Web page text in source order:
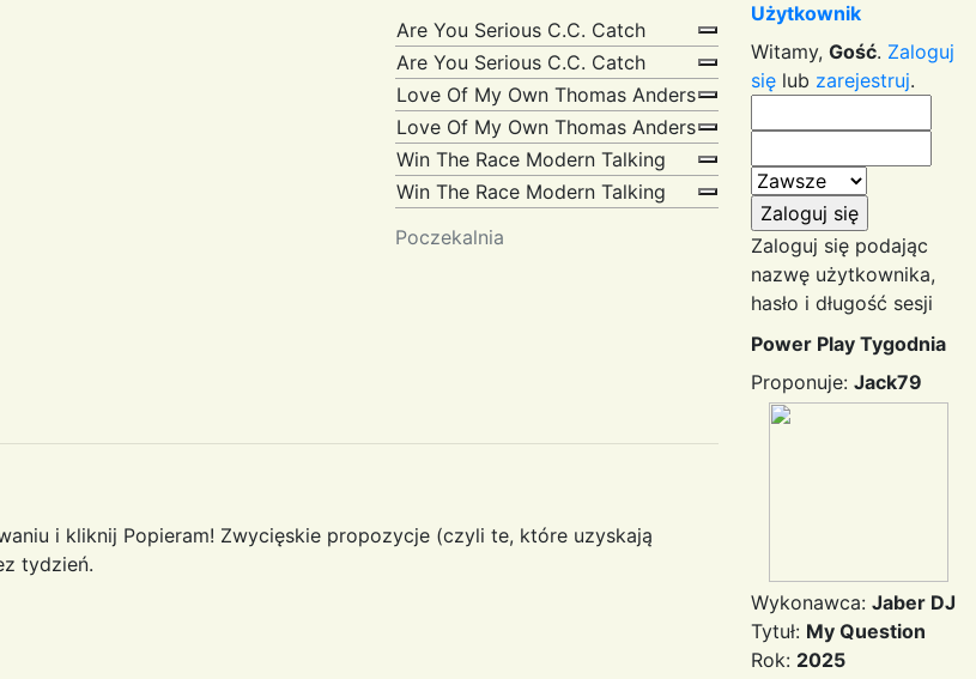
Poczekalnia
Are You Serious C.C. Catch
Are You Serious C.C. Catch
Love Of My Own Thomas Anders
Love Of My Own Thomas Anders
Win The Race Modern Talking
Win The Race Modern Talking
i kliknij Popieram! Zwycięskie propozycje (czyli te, które uzyskają
tydzień.
Użytkownik
Witamy, Gość. Zaloguj
się lub zarejestruj.
Zaloguj się podając
nazwę użytkownika,
hasło i długość sesji
Power Play Tygodnia
Proponuje: Jack79
Wykonawca: Jaber DJ
Tytuł: My Question
Rok: 2025